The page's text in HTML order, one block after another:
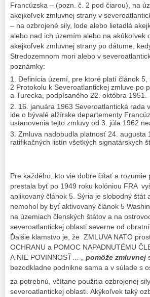
Francúzska – (pozn. č. 2 pod čiarou), na
akejkoľvek zmluvnej strany v
– na ozbrojené sily, lode alebo lietadlá
alebo nad ich územím alebo na akúkoľvek
akejkoľvek zmluvnej strany po dátume,
Stredozemnom mori alebo v
poznámky:
Definícia území, pre ktoré platí článok 5,
2 Protokolu k Severoatlantickej zmluve po
a Turecka, podpísaného 22. októbra 1951.
16. januára 1963 Severoatlantická rada
ide o bývalé alžírske departementy
ustanovenia tejto zmluvy od 3. júla 1962
Zmluva nadobudla platnosť 24. augusta
ratifikačných listín všetkých signatárskych
Pre každého, kto vie dobre čítať a
prestala byť po 1949 roku kolóniou FRA
aplikovaný článok 5. Sýria je slobodný
nemohol by byť aktivovaný článok 5
na územiach členských štátov a na
severoatlantickej oblasti severne od
Ďalšie klamstvo je, že ZMLUVA NATO
OCHRANU a POMOC NAPADNUTÉMU
A NIE POVINNOSŤ… „ pomôže zmluvnej
bezodkladne podnikne sama a v súlade s
za potrebnú, včítane použitia ozbrojenej
severoatlantickej oblasti. Akýkoľvek taký